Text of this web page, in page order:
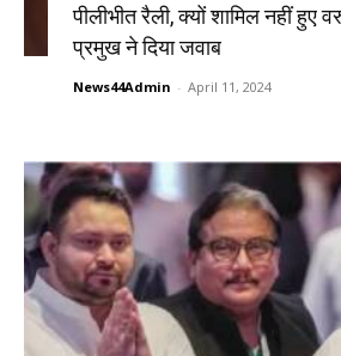
पीलीभीत रैली, क्यों शामिल नहीं हुए
प्रमुख ने दिया जवाब
News44Admin - April 11, 2024